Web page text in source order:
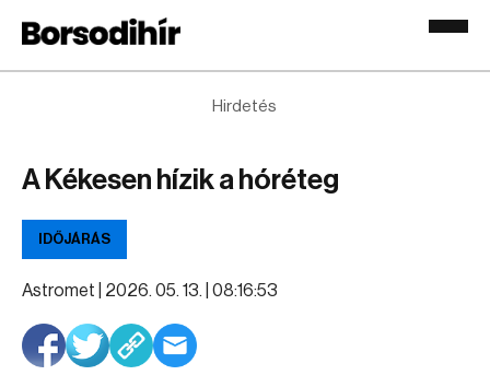
Hirdetés
A Kékesen hízik a hóréteg
IDŐJÁRÁS
Astromet | 2026. 05. 13. | 08:16:53